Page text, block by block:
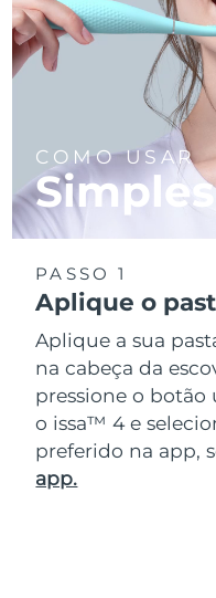
COMO USAR
PASSO 1
Aplique o
Aplique a sua
na cabeça da
pressione o botão
o issa™ 4 e
preferido na app,
app.